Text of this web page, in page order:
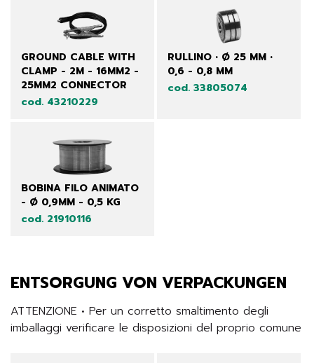
GROUND CABLE WITH
CLAMP - 2M - 16MM2 -
25MM2 CONNECTOR
cod. 43210229
RULLINO • Ø 25 MM •
0,6 - 0,8 MM
cod. 33805074
BOBINA FILO ANIMATO
- Ø 0,9MM - 0,5 KG
cod. 21910116
ENTSORGUNG VON VERPACKUNGEN
ATTENZIONE • Per un corretto smaltimento degli
imballaggi verificare le disposizioni del proprio comune